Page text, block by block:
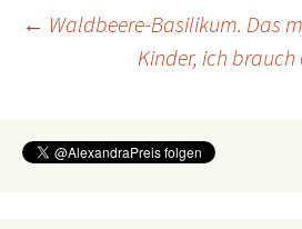
← Waldbeere-Basilikum. Das
Kinder, ich brauch